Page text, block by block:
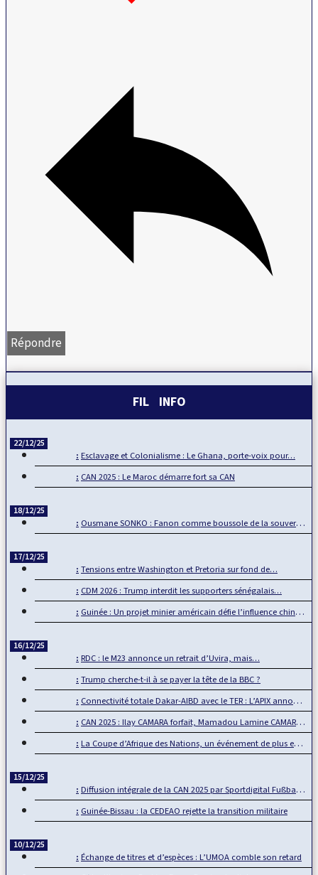
Répondre
FIL INFO
22/12/25
Esclavage et Colonialisme : Le Ghana, porte-voix pour…
CAN 2025 : Le Maroc démarre fort sa CAN
18/12/25
Ousmane SONKO : Fanon comme boussole de la souveraineté…
17/12/25
Tensions entre Washington et Pretoria sur fond de…
CDM 2026 : Trump interdit les supporters sénégalais…
Guinée : Un projet minier américain défie l’influence chinoise
16/12/25
RDC : le M23 annonce un retrait d’Uvira, mais…
Trump cherche-t-il à se payer la tête de la BBC ?
Connectivité totale Dakar-AIBD avec le TER : L’APIX annonce…
CAN 2025 : Ilay CAMARA forfait, Mamadou Lamine CAMARA…
La Coupe d’Afrique des Nations, un événement de plus en plus…
15/12/25
Diffusion intégrale de la CAN 2025 par Sportdigital Fußball, le…
Guinée-Bissau : la CEDEAO rejette la transition militaire
10/12/25
Échange de titres et d’espèces : L’UMOA comble son retard